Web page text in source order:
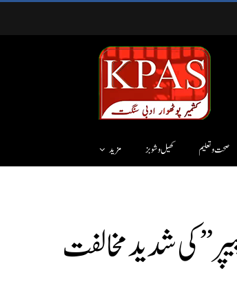
صحت و تعلیم کھیل و شوبز مزید
کی شدید مخالفت